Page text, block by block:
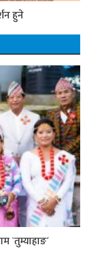
हुने
`तुम्याहाङ´